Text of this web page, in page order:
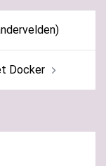
Docker